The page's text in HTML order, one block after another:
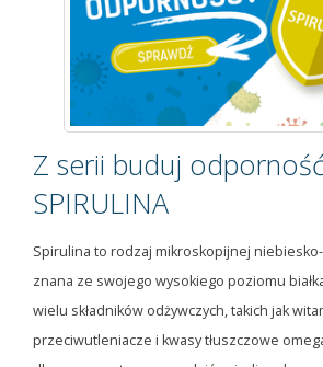
Z serii buduj
SPIRULINA
Spirulina to rodzaj mikroskopijnej
znana ze swojego wysokiego poziomu
wielu składników odżywczych, takich jak
przeciwutleniacze i kwasy tłuszczowe